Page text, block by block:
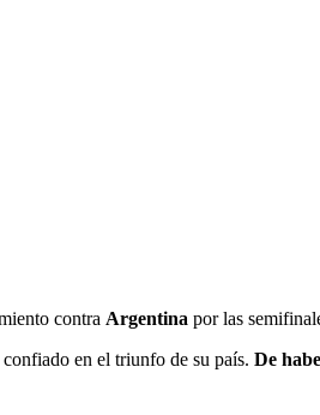
contra Argentina por las
confiado en el triunfo de su país. De